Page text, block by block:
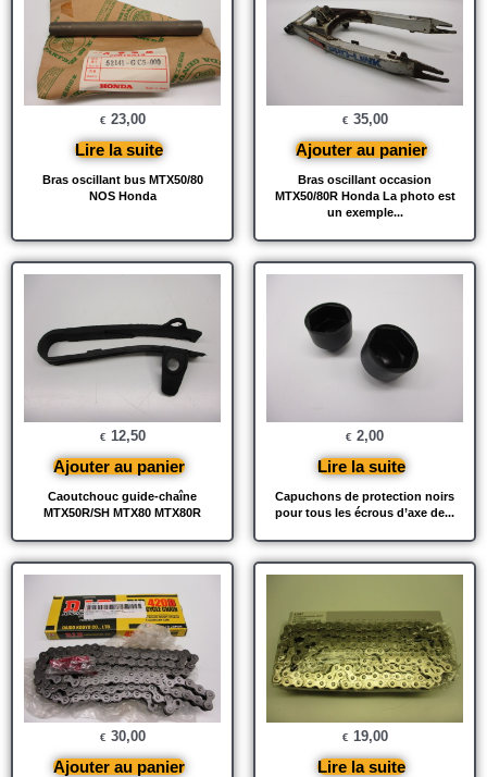
Bras oscillant bus MTX50/80
NOS Honda
€ 23,00
Lire la suite
Bras oscillant occasion
MTX50/80R Honda La photo est
un exemple...
€ 35,00
Ajouter au panier
Caoutchouc guide-chaîne
MTX50R/SH MTX80 MTX80R
€ 12,50
Ajouter au panier
Capuchons de protection noirs
pour tous les écrous d’axe de...
€ 2,00
Lire la suite
€ 30,00
Ajouter au panier
€ 19,00
Lire la suite